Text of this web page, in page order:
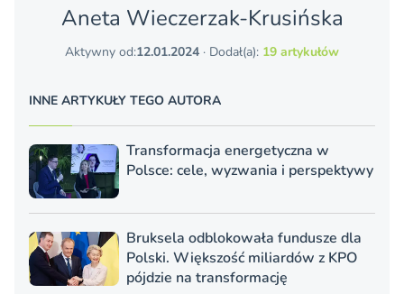
Aneta Wieczerzak-Krusińska
Aktywny od:12.01.2024 · Dodał(a): 19 artykułów
INNE ARTYKUŁY TEGO AUTORA
Transformacja energetyczna w
Polsce: cele, wyzwania i perspektywy
Bruksela odblokowała fundusze dla
Polski. Większość miliardów z KPO
pójdzie na transformację